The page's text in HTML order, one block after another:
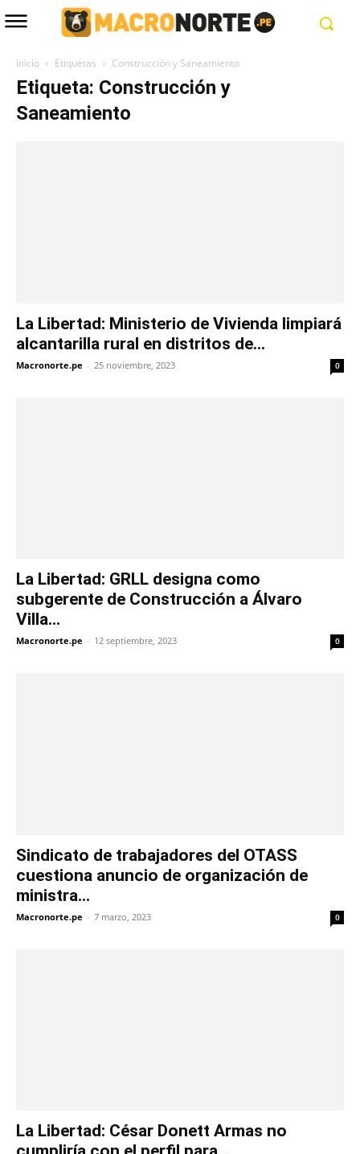
Inicio Etiquetas Construcción y Saneamiento
Etiqueta: Construcción y
Saneamiento
La Libertad: Ministerio de Vivienda limpiará
alcantarilla rural en distritos de...
Macronorte.pe - 25 noviembre, 2023 0
La Libertad: GRLL designa como
subgerente de Construcción a Álvaro
Villa...
Macronorte.pe - 12 septiembre, 2023 0
Sindicato de trabajadores del OTASS
cuestiona anuncio de organización de
ministra...
Macronorte.pe - 7 marzo, 2023 0
La Libertad: César Donett Armas no